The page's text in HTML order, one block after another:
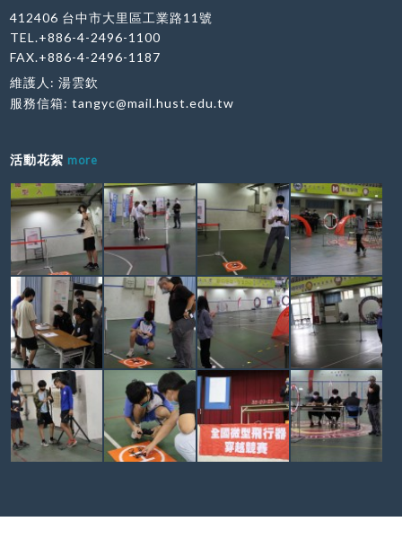
412406 台中市大里區工業路11號
TEL.+886-4-2496-1100
FAX.+886-4-2496-1187
維護人: 湯雲欽
服務信箱:tangyc@mail.hust.edu.tw
活動花絮 more